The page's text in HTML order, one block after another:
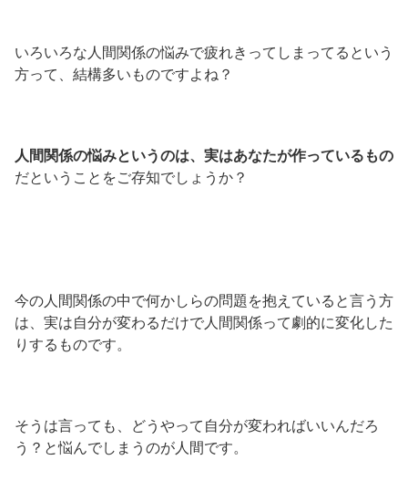
いろいろな人間関係の悩みで疲れきってしまってるという
方って、結構多いものですよね？
人間関係の悩みというのは、実はあなたが作っているもの
だということをご存知でしょうか？
今の人間関係の中で何かしらの問題を抱えていると言う方
は、実は自分が変わるだけで人間関係って劇的に変化した
りするものです。
そうは言っても、どうやって自分が変わればいいんだろ
う？と悩んでしまうのが人間です。